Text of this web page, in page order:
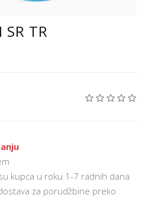
SR TR
kupca u roku 1-7 radnih dana
za porudžbine preko